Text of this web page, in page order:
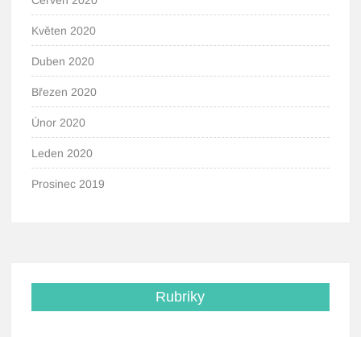
Květen 2020
Duben 2020
Březen 2020
Únor 2020
Leden 2020
Prosinec 2019
Rubriky